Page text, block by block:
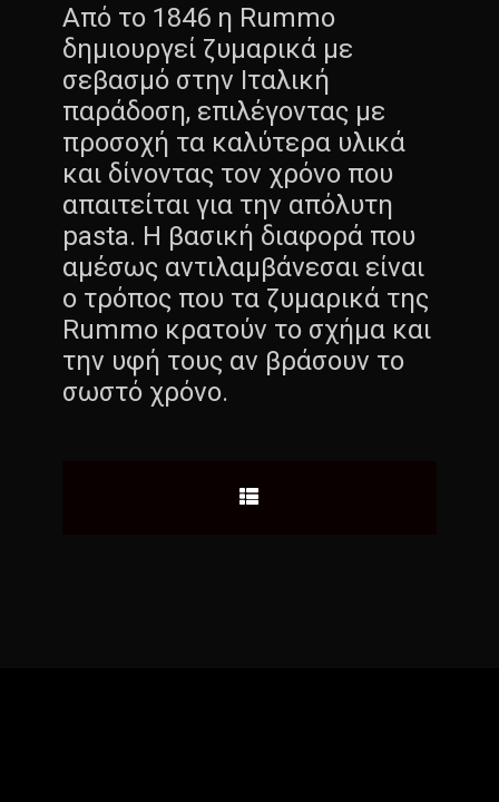
Από το 1846 η Rummo
δημιουργεί ζυμαρικά με
σεβασμό στην Ιταλική
παράδοση, επιλέγοντας με
προσοχή τα καλύτερα υλικά
και δίνοντας τον χρόνο που
απαιτείται για την απόλυτη
pasta. Η βασική διαφορά που
αμέσως αντιλαμβάνεσαι είναι
ο τρόπος που τα ζυμαρικά της
Rummo κρατούν το σχήμα και
την υφή τους αν βράσουν το
σωστό χρόνο.